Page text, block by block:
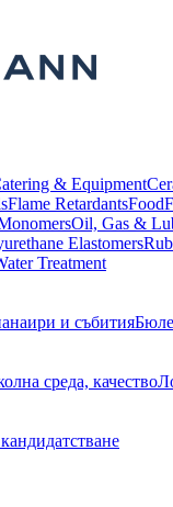
& Equipment
Flame RetardantsFood
Oil, Gas &
Elastomers
Treatment
и събития
среда, качество